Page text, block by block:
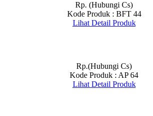
Rp. (Hubungi Cs)
Kode Produk : BFT 44
Lihat Detail Produk
Rp.(Hubungi Cs)
Kode Produk : AP 64
Lihat Detail Produk